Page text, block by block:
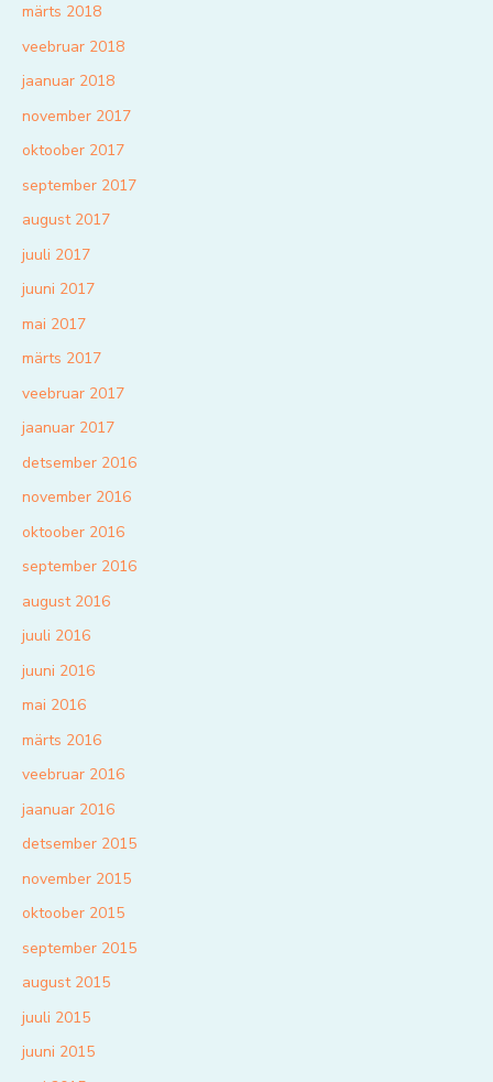
märts 2018
veebruar 2018
jaanuar 2018
november 2017
oktoober 2017
september 2017
august 2017
juuli 2017
juuni 2017
mai 2017
märts 2017
veebruar 2017
jaanuar 2017
detsember 2016
november 2016
oktoober 2016
september 2016
august 2016
juuli 2016
juuni 2016
mai 2016
märts 2016
veebruar 2016
jaanuar 2016
detsember 2015
november 2015
oktoober 2015
september 2015
august 2015
juuli 2015
juuni 2015